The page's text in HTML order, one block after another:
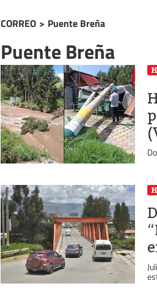
CORREO > Puente Breña
Puente Breña